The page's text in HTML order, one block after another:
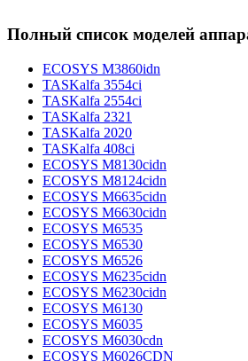
Полный список моделей
ECOSYS M3860idn
TASKalfa 3554ci
TASKalfa 2554ci
TASKalfa 2321
TASKalfa 2020
TASKalfa 408ci
ECOSYS M8130cidn
ECOSYS M8124cidn
ECOSYS M6635cidn
ECOSYS M6630cidn
ECOSYS M6535
ECOSYS M6530
ECOSYS M6526
ECOSYS M6235cidn
ECOSYS M6230cidn
ECOSYS M6130
ECOSYS M6035
ECOSYS M6030cdn
ECOSYS M6026CDN